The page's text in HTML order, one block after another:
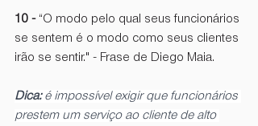
10 - “O modo pelo qual seus funcionários
se sentem é o modo como seus clientes
irão se sentir." - Frase de Diego Maia.
Dica: é impossível exigir que funcionários
prestem um serviço ao cliente de alto